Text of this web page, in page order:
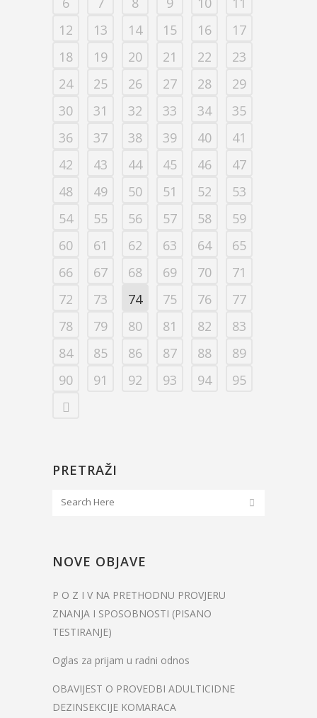
12
13 14 15 16
17
18
19 20 21 22
23
24
25 26 27 28
29
30
31 32 33 34
35
36
37 38 39 40
41
42
43 44 45 46
47
48
49 50 51 52
53
54
55 56 57 58
59
60
61 62 63 64
65
66
67 68 69 70
71
72
73 74 75 76
77
78
79 80 81 82
83
84
85 86 87 88
89
90
91 92 93 94 95
PRETRAŽI
NOVE OBJAVE
P O Z I V NA PRETHODNU PROVJERU
ZNANJA I SPOSOBNOSTI (PISANO
TESTIRANJE)
Oglas za prijam u radni odnos
OBAVIJEST O PROVEDBI ADULTICIDNE
DEZINSEKCIJE KOMARACA